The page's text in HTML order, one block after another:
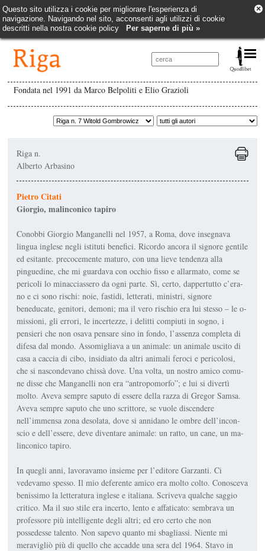
Questo sito utilizza i cookie per migliorare l'esperienza di
navigazione. Navigando nel sito, acconsenti agli utilizzi di cookie
descritti nella nostra cookie policy
Per saperne di più »
×
Fondata nel 1991 da Marco Belpoliti e Elio Grazioli
Riga n.
Alberto Arbasino
Pietro Citati
Giorgio, malinconico tapiro
Conobbi Giorgio Man­ganelli nel 1957, a Roma, dove insegnava
lingua inglese negli istituti benefici. Ricordo ancora il signore gentile
ed esi­tante. precocemente maturo, con una lieve tendenza alla
pinguedine, che mi guardava con occhio fisso e allarmato, come se
pericoli lo minacciassero da ogni parte. Sì, certo, dappertutto c’era­
no e ci sono rischi: noie, fastidi, letterati, ministri, signore
beneducate, genitori, demoni; ma il vero rischio era lui stesso – le o­
missioni, gli errori, le incertezze, i delitti compiuti in sogno, i
pensie­ri che non osava pensare sino in fondo, l’assenza completa di
dife­sa dal mondo. Assomigliava a un animale: un animale uscito di
casa a caccia di cibo, insidiato da altri animali feroci e pericolosi,
che si nascondevano chissà dove. Una volta, un nostro amico comu­
ne disse che Manganelli non era “antropomorfo”; e lui si divertì
molto. Aveva sempre saputo di es­sere della razza di Gregor Samsa.
Aveva sempre saputo che uno scrittore, se vuole discendere
nell’immensa zona desolata, dove si annidano le ombre dell’incon­
scio e dell’essere, deve diventare animale: un ratto, un cane, un ma­
linconico tapiro.
In quegli anni, lavoravamo insieme per l’editore Garzanti. Ci
vedevamo spesso. Il mio deferente amico era molto colto. Cono­sceva
benissimo la letteratura in­glese e italiana. Scriveva qualche saggio
critico. Ma il suo stile era incerto, lento e affaticato: sem­brava un
professore più intelli­gente degli altri; ed ero certo che non
possedesse talento. Non sa­pevo quanto mi sbagliassi. Niente mi
meravigliò più di quello che accadde una sera del 1964. Stavo in